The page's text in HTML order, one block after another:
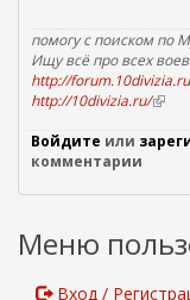
помогу с поиском по
Ищу всё про всех
http://
http://10divizia.ru/(
н
н
я
Войдите или
комментарии
Меню
Вход /